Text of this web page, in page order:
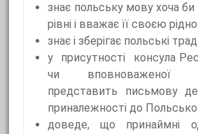
знає польську мову хоча
рівні і вважає її своєю
знає і зберігає польські
у присутності консула
чи
представить письмову
приналежності до
доведе, що принаймні